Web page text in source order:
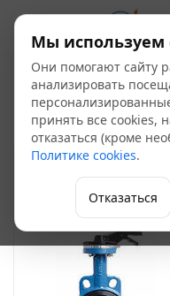
Затворы
Запорная арматура
Мы используем
Они помогают сайту
анализировать
принять все cookies,
отказаться (кроме
Политике cookies.
Отказаться